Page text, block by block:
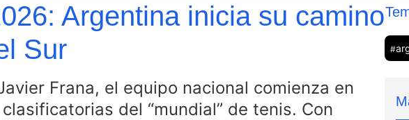
Argentina inicia su camino
Sur
Frana, el equipo nacional comienza en
del “mundial” de tenis. Con
#